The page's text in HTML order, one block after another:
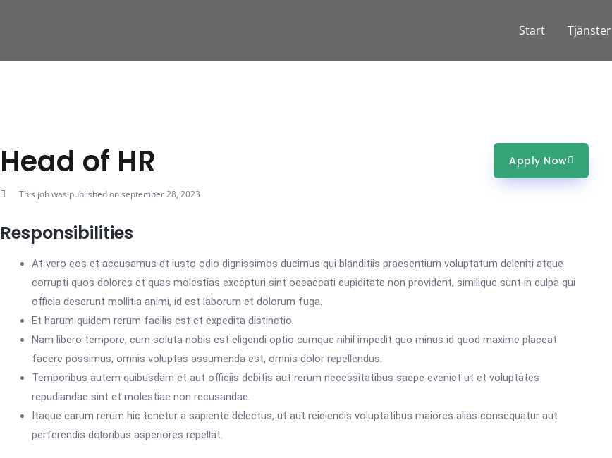
Start Tjänster
Head of HR
This job was published on september 28, 2023
Apply Now
Responsibilities
At vero eos et accusamus et iusto odio dignissimos ducimus qui blanditiis praesentium voluptatum deleniti atque
corrupti quos dolores et quas molestias excepturi sint occaecati cupiditate non provident, similique sunt in culpa qui
officia deserunt mollitia animi, id est laborum et dolorum fuga.
Et harum quidem rerum facilis est et expedita distinctio.
Nam libero tempore, cum soluta nobis est eligendi optio cumque nihil impedit quo minus id quod maxime placeat
facere possimus, omnis voluptas assumenda est, omnis dolor repellendus.
Temporibus autem quibusdam et aut officiis debitis aut rerum necessitatibus saepe eveniet ut et voluptates
repudiandae sint et molestiae non recusandae.
Itaque earum rerum hic tenetur a sapiente delectus, ut aut reiciendis voluptatibus maiores alias consequatur aut
perferendis doloribus asperiores repellat.